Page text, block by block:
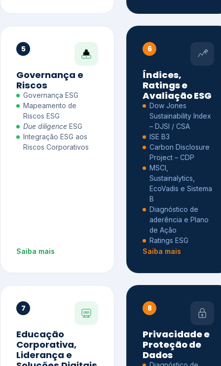
5
Governança e
Riscos
Governança ESG
Mapeamento de
Riscos ESG
Due diligence ESG
Integração ESG aos
Riscos Corporativos
Saiba mais
6
Índices,
Ratings e
Avaliação ESG
Dow Jones
Sustainability Index
– DJSI / CSA
ISE B3
Carbon Disclosure
Project – CDP
MSCI,
Sustainalytics,
EcoVadis e Sistema
B
Diagnóstico de
aderência e Plano
de Ação
Ratings ESG
Saiba mais
7
Educação
Corporativa,
Liderança e
8
Privacidade e
Proteção de
Dados